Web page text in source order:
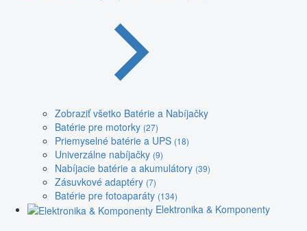
Zobraziť všetko Batérie a Nabíjačky
Batérie pre motorky (27)
Priemyselné batérie a UPS (18)
Univerzálne nabíjačky (9)
Nabíjacie batérie a akumulátory (39)
Zásuvkové adaptéry (7)
Batérie pre fotoaparáty (134)
Elektronika & Komponenty